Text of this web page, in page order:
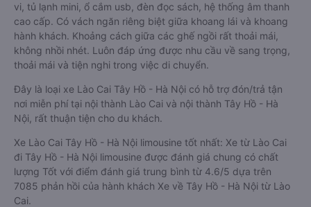
vi, tủ lạnh mini, ổ cắm usb, đèn đọc sách, hệ thống âm thanh
cao cấp. Có vách ngăn riêng biệt giữa khoang lái và khoang
hành khách. Khoảng cách giữa các ghế ngồi rất thoải mái,
không nhồi nhét. Luôn đáp ứng được nhu cầu về sang trọng,
thoải mái và tiện nghi trong việc di chuyển.
Đây là loại xe Lào Cai Tây Hồ - Hà Nội có hỗ trợ đón/trả tận
nơi miễn phí tại nội thành Lào Cai và nội thành Tây Hồ - Hà
Nội, rất thuận tiện cho du khách.
Xe Lào Cai Tây Hồ - Hà Nội limousine tốt nhất: Xe từ Lào Cai
đi Tây Hồ - Hà Nội limousine được đánh giá chung có chất
lượng Tốt với điểm đánh giá trung bình từ 4.6/5 dựa trên
7085 phản hồi của hành khách Xe về Tây Hồ - Hà Nội từ Lào
Cai.